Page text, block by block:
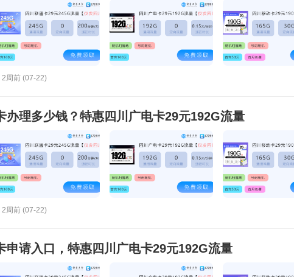
2周前 (07-22)
办理多少钱？特惠四川广电卡29元192G流量
2周前 (07-22)
申请入口，特惠四川广电卡29元192G流量